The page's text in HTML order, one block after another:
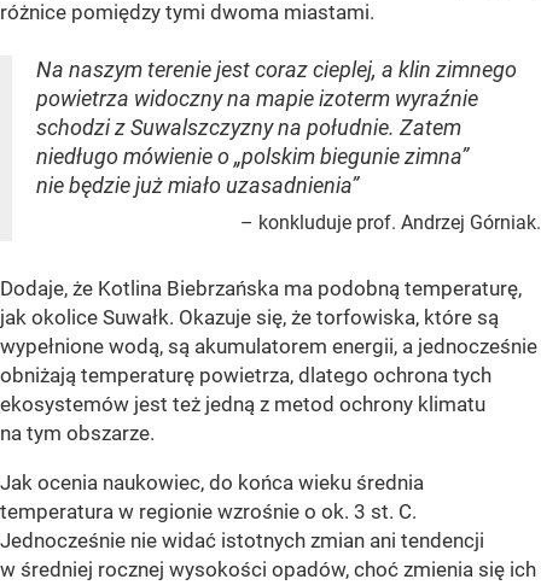
różnice pomiędzy tymi dwoma miastami.
Na naszym terenie jest coraz cieplej, a klin zimnego
powietrza widoczny na mapie izoterm wyraźnie
schodzi z Suwalszczyzny na południe. Zatem
niedługo mówienie o „polskim biegunie zimna”
nie będzie już miało uzasadnienia”
– konkluduje prof. Andrzej Górniak.
Dodaje, że Kotlina Biebrzańska ma podobną temperaturę,
jak okolice Suwałk. Okazuje się, że torfowiska, które są
wypełnione wodą, są akumulatorem energii, a jednocześnie
obniżają temperaturę powietrza, dlatego ochrona tych
ekosystemów jest też jedną z metod ochrony klimatu
na tym obszarze.
Jak ocenia naukowiec, do końca wieku średnia
temperatura w regionie wzrośnie o ok. 3 st. C.
Jednocześnie nie widać istotnych zmian ani tendencji
w średniej rocznej wysokości opadów, choć zmienia się ich